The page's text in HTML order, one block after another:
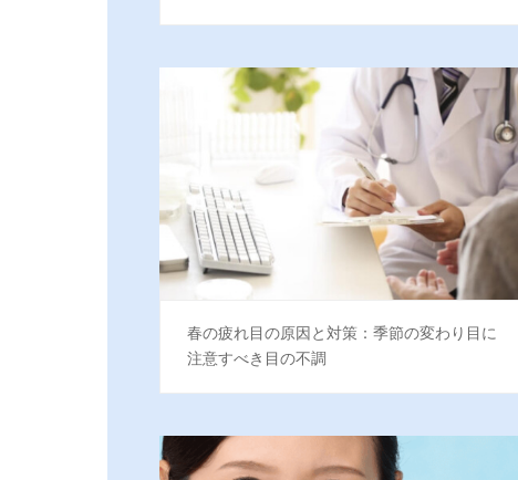
春の疲れ目の原因と対策：季節の変わり目に
注意すべき目の不調